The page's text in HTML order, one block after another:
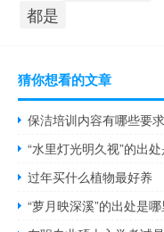
都是
猜你想看的文章
保洁培训内容有哪些要
“水里灯光明久视”的出
过年买什么植物最好养
“萝月映深溪”的出处是哪